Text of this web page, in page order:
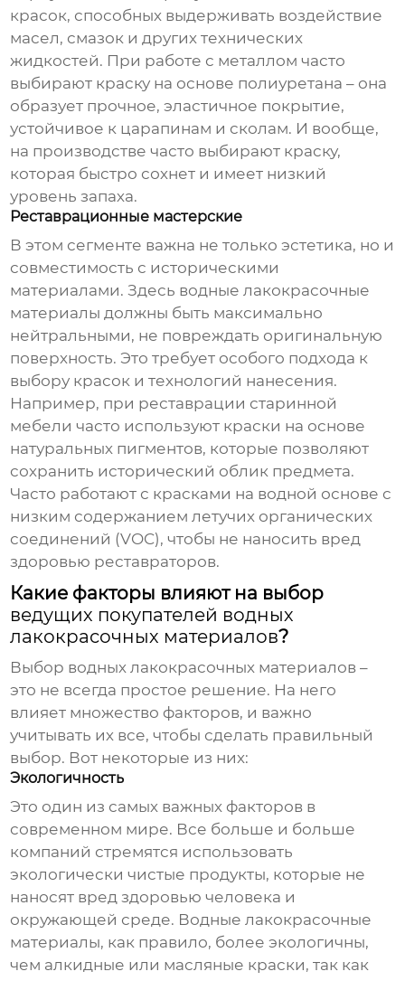
красок, способных выдерживать воздействие
масел, смазок и других технических
жидкостей. При работе с металлом часто
выбирают краску на основе полиуретана – она
образует прочное, эластичное покрытие,
устойчивое к царапинам и сколам. И вообще,
на производстве часто выбирают краску,
которая быстро сохнет и имеет низкий
уровень запаха.
Реставрационные мастерские
В этом сегменте важна не только эстетика, но и
совместимость с историческими
материалами. Здесь водные лакокрасочные
материалы должны быть максимально
нейтральными, не повреждать оригинальную
поверхность. Это требует особого подхода к
выбору красок и технологий нанесения.
Например, при реставрации старинной
мебели часто используют краски на основе
натуральных пигментов, которые позволяют
сохранить исторический облик предмета.
Часто работают с красками на водной основе с
низким содержанием летучих органических
соединений (VOC), чтобы не наносить вред
здоровью реставраторов.
Какие факторы влияют на выбор
ведущих покупателей водных
лакокрасочных материалов?
Выбор водных лакокрасочных материалов –
это не всегда простое решение. На него
влияет множество факторов, и важно
учитывать их все, чтобы сделать правильный
выбор. Вот некоторые из них:
Экологичность
Это один из самых важных факторов в
современном мире. Все больше и больше
компаний стремятся использовать
экологически чистые продукты, которые не
наносят вред здоровью человека и
окружающей среде. Водныелакокрасочные
материалы, как правило, более экологичны,
чем алкидные или масляные краски, так как